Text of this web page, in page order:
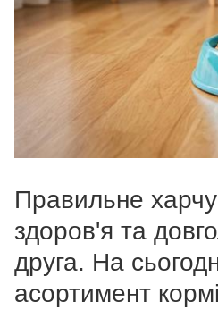
Правильне
здоров'я та
друга. На
асортимент